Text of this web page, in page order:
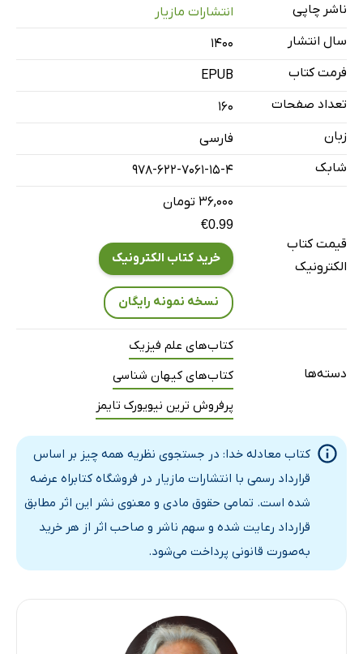
6. پیدایش نظریه‌ی ریسمان: نویدها و مشکل‌ها
7. یافتن معنی در جهان هستی
ناشر چاپی
انتشارات مازیار
سال انتشار
۱۴۰۰
فرمت کتاب
EPUB
تعداد صفحات
160
زبان
فارسی
شابک
978-622-7061-15-4
قیمت کتاب
الکترونیک
۳۶,۰۰۰ تومان
€0.99
خرید کتاب الکترونیک
نسخه نمونه رایگان
دسته‌ها
کتاب‌های علم فیزیک
کتاب‌های کیهان شناسی
پرفروش ترین نیویورک تایمز
کتاب معادله خدا: در جستجوی نظریه‌ همه چیز بر اساس
قرارداد رسمی با انتشارات مازیار در فروشگاه کتابراه عرضه
شده است. تمامی حقوق مادی و معنوی نشر این اثر مطابق
قرارداد رعایت شده و سهم ناشر و صاحب اثر از هر خرید
به‌صورت قانونی پرداخت می‌شود.